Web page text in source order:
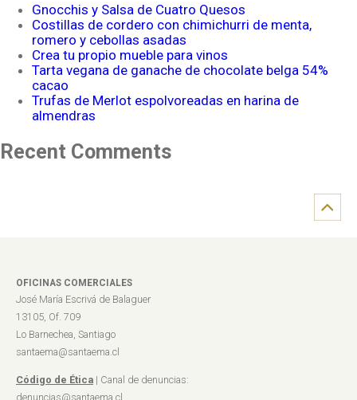
Gnocchis y Salsa de Cuatro Quesos
Costillas de cordero con chimichurri de menta,
romero y cebollas asadas
Crea tu propio mueble para vinos
Tarta vegana de ganache de chocolate belga 54%
cacao
Trufas de Merlot espolvoreadas en harina de
almendras
Recent Comments
OFICINAS COMERCIALES
José María Escrivá de Balaguer
13105, Of. 709
Lo Barnechea, Santiago
santaema@santaema.cl
Código de Ética | Canal de denuncias:
denuncias@santaema.cl